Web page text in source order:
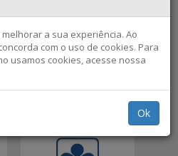
a sua experiência. Ao
com o uso de cookies. Para
usamos cookies, acesse nossa
Ok